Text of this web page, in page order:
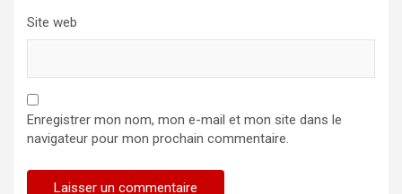
Site web
Enregistrer mon nom, mon e-mail et mon site dans le
navigateur pour mon prochain commentaire.